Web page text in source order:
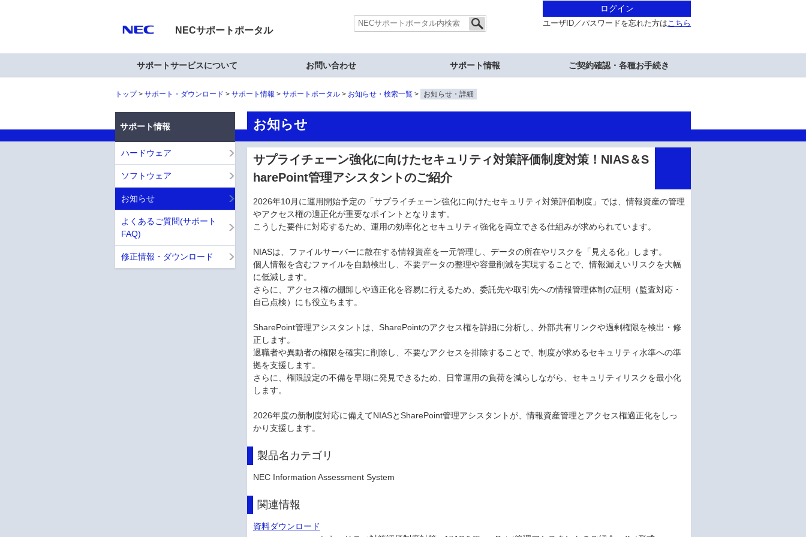
NECサポートポータル
ログイン
ユーザID／パスワードを忘れた方はこちら
サポートサービスについて お問い合わせ サポート情報 ご契約確認・各種お手続き
トップ サポート・ダウンロード サポート情報 サポートポータル お知らせ・検索一覧 お知らせ・詳細
お知らせ
サプライチェーン強化に向けたセキュリティ対策評価制度対策！NIAS＆S
harePoint管理アシスタントのご紹介
2026年10月に運用開始予定の「サプライチェーン強化に向けたセキュリティ対策評価制度」では、情報資産の管理
やアクセス権の適正化が重要なポイントとなります。
こうした要件に対応するため、運用の効率化とセキュリティ強化を両立できる仕組みが求められています。
NIASは、ファイルサーバーに散在する情報資産を一元管理し、データの所在やリスクを「見える化」します。
個人情報を含むファイルを自動検出し、不要データの整理や容量削減を実現することで、情報漏えいリスクを大幅
に低減します。
さらに、アクセス権の棚卸しや適正化を容易に行えるため、委託先や取引先への情報管理体制の証明（監査対応・
自己点検）にも役立ちます。
SharePoint管理アシスタントは、SharePointのアクセス権を詳細に分析し、外部共有リンクや過剰権限を検出・修
正します。
退職者や異動者の権限を確実に削除し、不要なアクセスを排除することで、制度が求めるセキュリティ水準への準
拠を支援します。
さらに、権限設定の不備を早期に発見できるため、日常運用の負荷を減らしながら、セキュリティリスクを最小化
します。
2026年度の新制度対応に備えてNIASとSharePoint管理アシスタントが、情報資産管理とアクセス権適正化をしっ
かり支援します。
製品名カテゴリ
NEC Information Assessment System
関連情報
資料ダウンロード
サポート情報
ハードウェア
ソフトウェア
お知らせ
よくあるご質問(サポート
FAQ)
修正情報・ダウンロード